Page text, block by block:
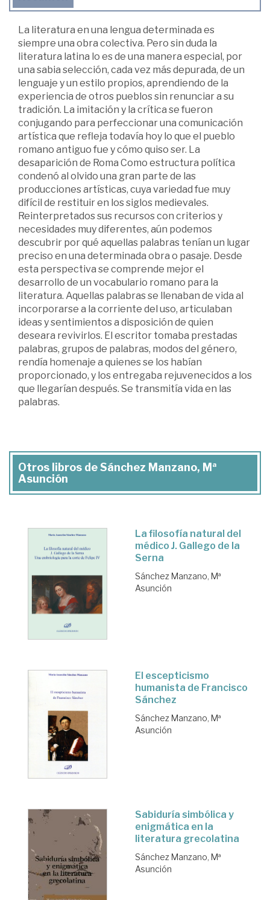
La literatura en una lengua determinada es
siempre una obra colectiva. Pero sin duda la
literatura latina lo es de una manera especial, por
una sabia selección, cada vez más depurada, de un
lenguaje y un estilo propios, aprendiendo de la
experiencia de otros pueblos sin renunciar a su
tradición. La imitación y la crítica se fueron
conjugando para perfeccionar una comunicación
artística que refleja todavía hoy lo que el pueblo
romano antiguo fue y cómo quiso ser. La
desaparición de Roma Como estructura política
condenó al olvido una gran parte de las
producciones artísticas, cuya variedad fue muy
difícil de restituir en los siglos medievales.
Reinterpretados sus recursos con criterios y
necesidades muy diferentes, aún podemos
descubrir por qué aquellas palabras tenían un lugar
preciso en una determinada obra o pasaje. Desde
esta perspectiva se comprende mejor el
desarrollo de un vocabulario romano para la
literatura. Aquellas palabras se llenaban de vida al
incorporarse a la corriente del uso, articulaban
ideas y sentimientos a disposición de quien
deseara revivirlos. El escritor tomaba prestadas
palabras, grupos de palabras, modos del género,
rendía homenaje a quienes se los habían
proporcionado, y los entregaba rejuvenecidos a los
que llegarían después. Se transmitía vida en las
palabras.
Otros libros de Sánchez Manzano, Mª
Asunción
La filosofía natural del
médico J. Gallego de la
Serna
Sánchez Manzano, Mª
Asunción
El escepticismo
humanista de Francisco
Sánchez
Sánchez Manzano, Mª
Asunción
Sabiduría simbólica y
enigmática en la
literatura grecolatina
Sánchez Manzano, Mª
Asunción